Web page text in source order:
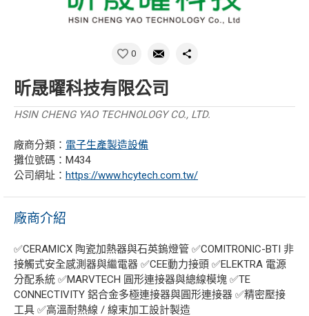
0
昕晟曜科技有限公司
HSIN CHENG YAO TECHNOLOGY CO., LTD.
廠商分類： 電子生產製造設備
攤位號碼：M434
公司網址： https://www.hcytech.com.tw/
廠商介紹
✅CERAMICX 陶瓷加熱器與石英鎢燈管 ✅COMITRONIC-BTI 非
接觸式安全感測器與繼電器 ✅CEE動力接頭 ✅ELEKTRA 電源
分配系統 ✅MARVTECH 圓形連接器與總線模塊 ✅TE
CONNECTIVITY 鋁合金多極連接器與圓形連接器 ✅精密壓接
工具 ✅高溫耐熱線 / 線束加工設計製造